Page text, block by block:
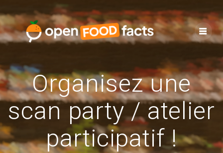
content
Organisez une
scan party / atelier
participatif !